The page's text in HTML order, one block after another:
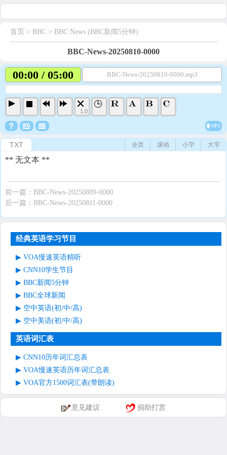
首页 > BBC > BBC News (BBC新闻5分钟)
BBC-News-20250810-0000
00:00 / 05:00 BBC-News-20250810-0000.mp3
1.0
MP3
TXT 大字
小字
滚动
全页
** 无文本 **
前一篇： BBC-News-20250809-0000
后一篇： BBC-News-20250811-0000
经典英语学习节目
VOA慢速英语精听
CNN10学生节目
BBC新闻5分钟
BBC全球新闻
空中英语(初/中/高)
空中美语(初/中/高)
英语词汇表
CNN10历年词汇总表
VOA慢速英语历年词汇总表
VOA官方1500词汇表(带朗读)
意见建议 捐助打赏